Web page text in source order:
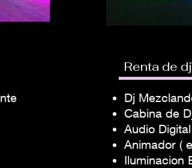
Renta de
Dj
Cabina de
Audio
Animador (
Iluminacion